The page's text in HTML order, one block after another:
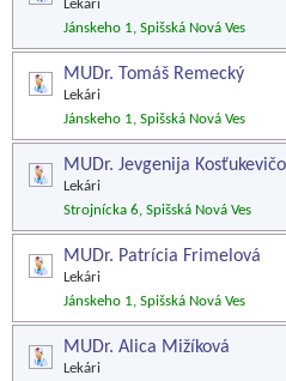
Lekári
Jánskeho 1, Spišská Nová Ves
MUDr. Tomáš Remecký
Lekári
Jánskeho 1, Spišská Nová Ves
MUDr. Jevgenija
Lekári
Strojnícka 6, Spišská Nová Ves
MUDr. Patrícia Frimelová
Lekári
Jánskeho 1, Spišská Nová Ves
MUDr. Alica Mižíková
Lekári